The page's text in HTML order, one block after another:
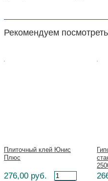
Рекомендуем посмотреть
Плиточный клей Юнис
Плюс
276,00 руб.